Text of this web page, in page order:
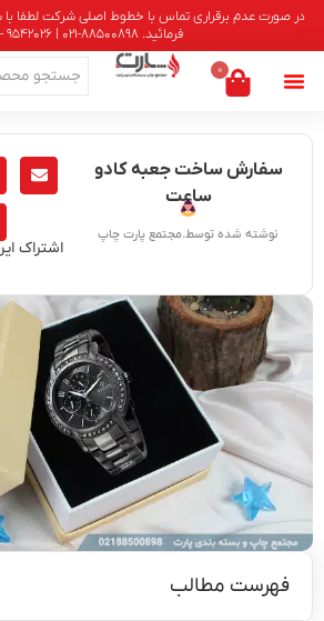
در صورت عدم برقراری تماس با خطوط اصلی شرکت لطفا
فرمائید. 88500898-021 | 9542026 - 0903
0
سفارش ساخت جعبه کادو
ساعت
نوشته شده توسط.مجتمع پارت چاپ
اشتراک
فهرست مطالب